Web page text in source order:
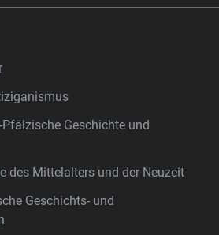
Geschichte und
des Mittelalters und der Neuzeit
Geschichts- und